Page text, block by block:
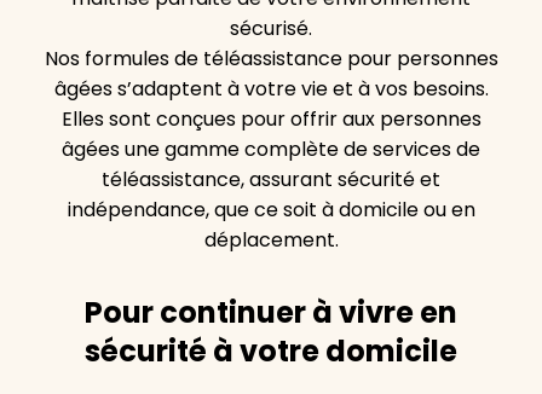
sécurisé.
Nos formules de téléassistance pour personnes
âgées s’adaptent à votre vie et à vos besoins.
Elles sont conçues pour offrir aux personnes
âgées une gamme complète de services de
téléassistance, assurant sécurité et
indépendance, que ce soit à domicile ou en
déplacement.
Pour continuer à vivre en
sécurité à votre domicile